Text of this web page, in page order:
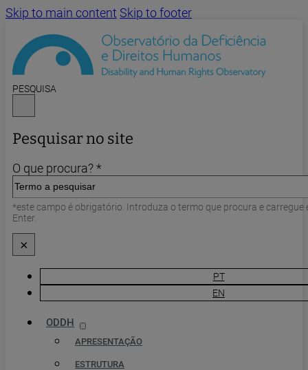
Skip to main content Skip to footer
PESQUISA
Pesquisar no site
O que procura? *
*este campo é obrigatório. Introduza o termo que procura e carregue
Enter.
×
PT
EN
ODDH
APRESENTAÇÃO
ESTRUTURA